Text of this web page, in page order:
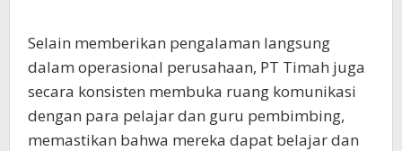
Selain memberikan pengalaman langsung
dalam operasional perusahaan, PT Timah juga
secara konsisten membuka ruang komunikasi
dengan para pelajar dan guru pembimbing,
memastikan bahwa mereka dapat belajar dan